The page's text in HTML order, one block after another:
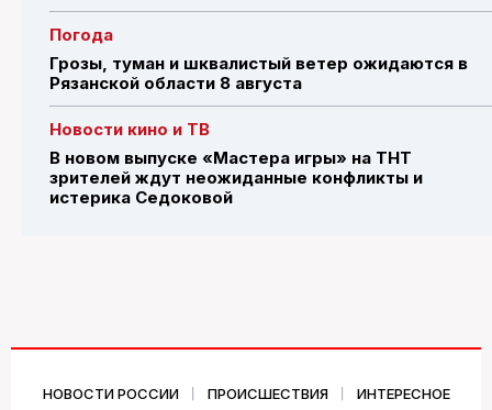
Погода
Грозы, туман и шквалистый ветер ожидаются в
Рязанской области 8 августа
Новости кино и ТВ
В новом выпуске «Мастера игры» на ТНТ
зрителей ждут неожиданные конфликты и
истерика Седоковой
НОВОСТИ РОССИИ ПРОИСШЕСТВИЯ ИНТЕРЕСНОЕ